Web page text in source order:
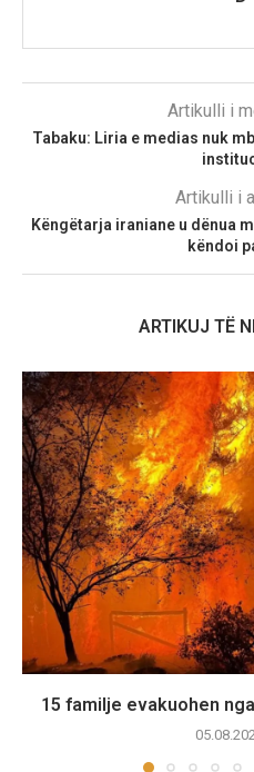
Artikulli i
Tabaku: Liria e medias nuk
Artikulli i
Këngëtarja iraniane u dënua
këndoi
ARTIKUJ TË
15 familje evakuohen